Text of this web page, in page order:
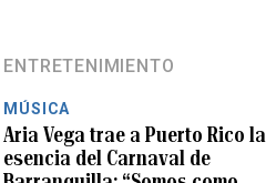
ENTRETENIMIENTO
MÚSICA
Aria Vega trae a Puerto Rico la
esencia del Carnaval de